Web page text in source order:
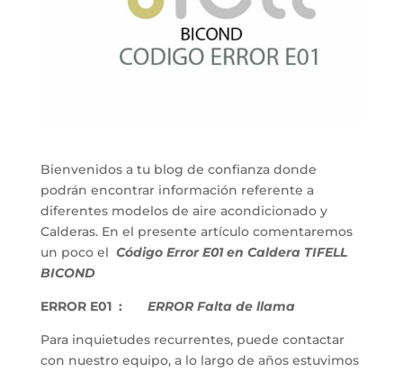
Bienvenidos a tu blog de confianza donde
podrán encontrar información referente a
diferentes modelos de aire acondicionado y
Calderas. En el presente artículo comentaremos
un poco el Código Error E01 en Caldera TIFELL
BICOND
ERROR E01 : ERROR Falta de llama
Para inquietudes recurrentes, puede contactar
con nuestro equipo, a lo largo de años estuvimos